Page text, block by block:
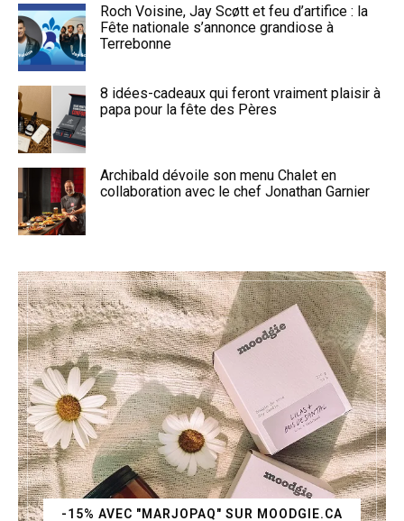
Roch Voisine, Jay Scøtt et feu d’artifice : la
Fête nationale s’annonce grandiose à
Terrebonne
8 idées-cadeaux qui feront vraiment plaisir à
papa pour la fête des Pères
Archibald dévoile son menu Chalet en
collaboration avec le chef Jonathan Garnier
-15% AVEC "MARJOPAQ" SUR MOODGIE.CA